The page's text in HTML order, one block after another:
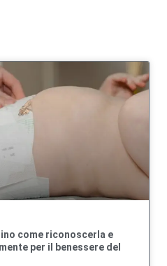
come riconoscerla e
per il benessere del